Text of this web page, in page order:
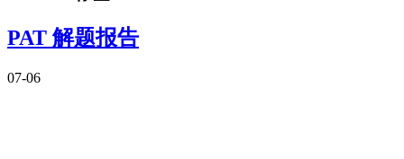
PAT 解题报告
07-06